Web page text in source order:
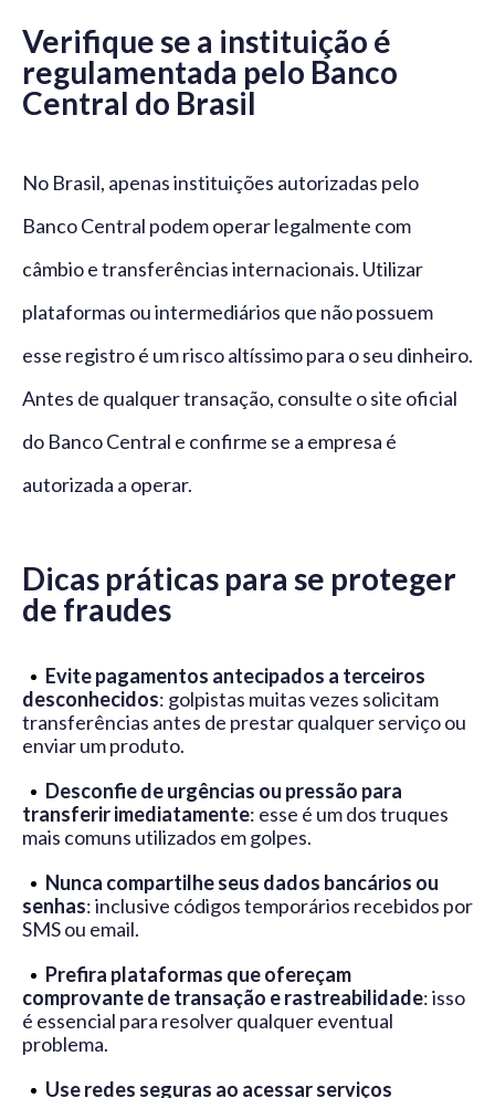
Verifique se a instituição é
regulamentada pelo Banco
Central do Brasil
No Brasil, apenas instituições autorizadas pelo
Banco Central podem operar legalmente com
câmbio e transferências internacionais. Utilizar
plataformas ou intermediários que não possuem
esse registro é um risco altíssimo para o seu dinheiro.
Antes de qualquer transação, consulte o site oficial
do Banco Central e confirme se a empresa é
autorizada a operar.
Dicas práticas para se proteger
de fraudes
Evite pagamentos antecipados a terceiros
desconhecidos: golpistas muitas vezes solicitam
transferências antes de prestar qualquer serviço ou
enviar um produto.
Desconfie de urgências ou pressão para
transferir imediatamente: esse é um dos truques
mais comuns utilizados em golpes.
Nunca compartilhe seus dados bancários ou
senhas: inclusive códigos temporários recebidos por
SMS ou email.
Prefira plataformas que ofereçam
comprovante de transação e rastreabilidade: isso
é essencial para resolver qualquer eventual
problema.
Use redes seguras ao acessar serviços